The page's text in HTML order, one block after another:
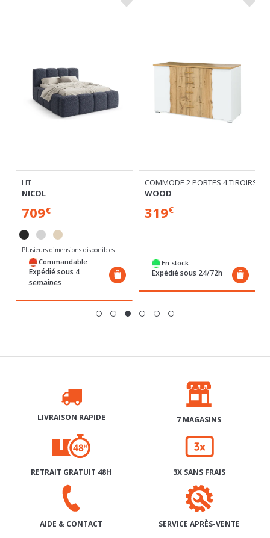
LIT
NICOL
709€
Plusieurs dimensions disponibles
Commandable
Expédié sous 4
semaines
COMMODE 2 PORTES 4 TIROIRS
WOOD
319€
En stock
Expédié sous 24/72h
LIVRAISON RAPIDE 7 MAGASINS
RETRAIT GRATUIT 48H 3X SANS FRAIS
AIDE & CONTACT SERVICE APRÈS-VENTE